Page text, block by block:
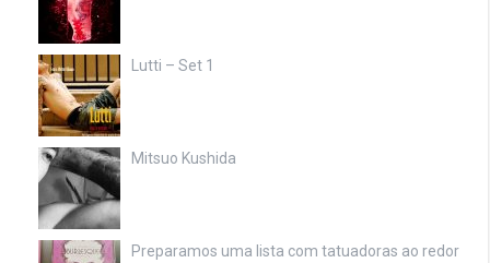
Lutti – Set 1
Mitsuo Kushida
Preparamos uma lista com tatuadoras ao redor